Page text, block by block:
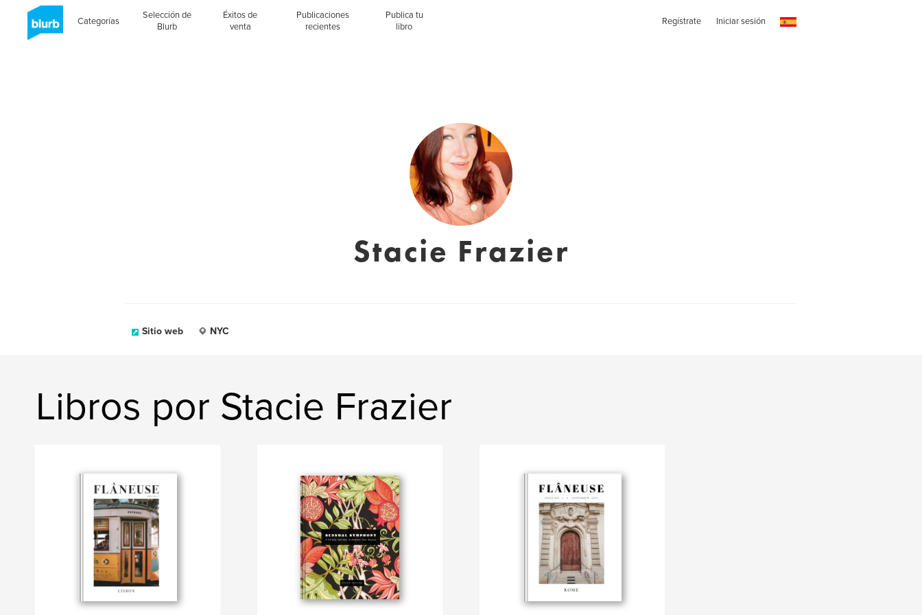
Categorías
Selección de
Blurb
Éxitos de
venta
Publicaciones
recientes
Publica tu
libro
Regístrate Iniciar sesión
Stacie Frazier
Sitio web NYC
Libros por Stacie Frazier